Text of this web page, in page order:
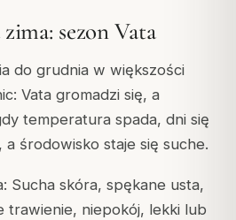
sezon Vata
do grudnia w większości
Vata gromadzi się, a
temperatura spada, dni się
a środowisko staje się suche.
Sucha skóra, spękane usta,
trawienie, niepokój, lekki lub